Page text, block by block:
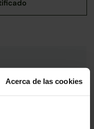
Acerca de las cookies
y Valencia,
altos estándares
libre de